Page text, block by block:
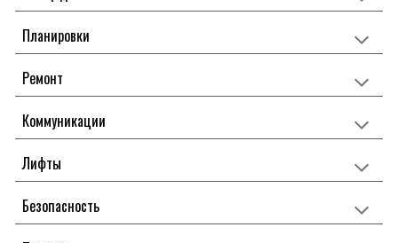
Планировки
Ремонт
Коммуникации
Лифты
Безопасность